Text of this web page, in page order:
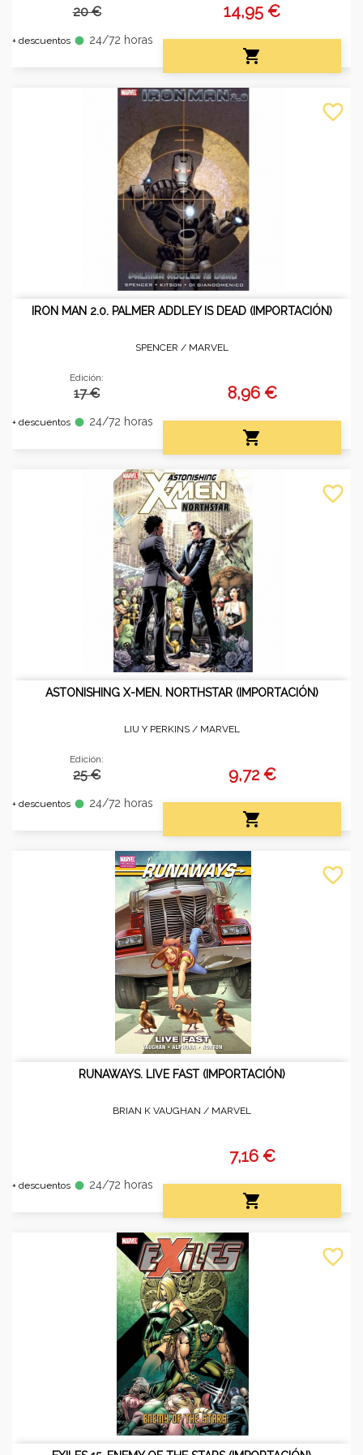
20 €
+ descuentos fiber_manual_record 24/72 horas
14,95 €

IRON MAN 2.0. PALMER ADDLEY IS DEAD (IMPORTACIÓN)
SPENCER / MARVEL
Edición:
17 €
+ descuentos fiber_manual_record 24/72 horas
8,96 €

favorite_border
ASTONISHING X-MEN. NORTHSTAR (IMPORTACIÓN)
LIU Y PERKINS / MARVEL
Edición:
25 €
+ descuentos fiber_manual_record 24/72 horas
9,72 €

favorite_border
RUNAWAYS. LIVE FAST (IMPORTACIÓN)
BRIAN K VAUGHAN / MARVEL
+ descuentos fiber_manual_record 24/72 horas
7,16 €

favorite_border
favorite_border